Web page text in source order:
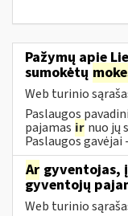
Pažymų apie
sumokėtų
Web turinio
Paslaugos
pajamas ir nuo jų
Paslaugos
Ar gyventojas,
gyventojų
Web turinio